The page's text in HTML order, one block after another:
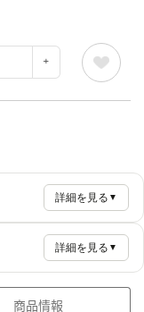
詳細を見る ▼
詳細を見る ▼
商品情報